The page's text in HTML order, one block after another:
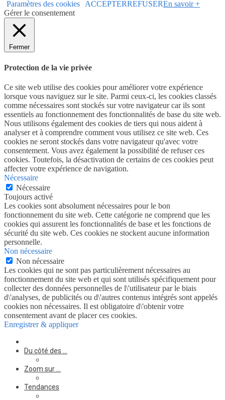
Paramètres des cookies ACCEPTERREFUSEREn savoir +
Gérer le consentement
Fermer
Protection de la vie privée
Ce site web utilise des cookies pour améliorer votre expérience
lorsque vous naviguez sur le site. Parmi ceux-ci, les cookies classés
comme nécessaires sont stockés sur votre navigateur car ils sont
essentiels au fonctionnement des fonctionnalités de base du site web.
Nous utilisons également des cookies de tiers qui nous aident à
analyser et à comprendre comment vous utilisez ce site web. Ces
cookies ne seront stockés dans votre navigateur qu'avec votre
consentement. Vous avez également la possibilité de refuser ces
cookies. Toutefois, la désactivation de certains de ces cookies peut
affecter votre expérience de navigation.
Nécessaire
Nécessaire
Toujours activé
Les cookies sont absolument nécessaires pour le bon
fonctionnement du site web. Cette catégorie ne comprend que les
cookies qui assurent les fonctionnalités de base et les fonctions de
sécurité du site web. Ces cookies ne stockent aucune information
personnelle.
Non nécessaire
Non nécessaire
Les cookies qui ne sont pas particulièrement nécessaires au
fonctionnement du site web et qui sont utilisés spécifiquement pour
collecter des données personnelles de l\'utilisateur par le biais
d\'analyses, de publicités ou d\'autres contenus intégrés sont appelés
cookies non nécessaires. Il est obligatoire d\'obtenir votre
consentement avant de placer ces cookies.
Enregistrer & appliquer
Du côté des …
Zoom sur …
Tendances